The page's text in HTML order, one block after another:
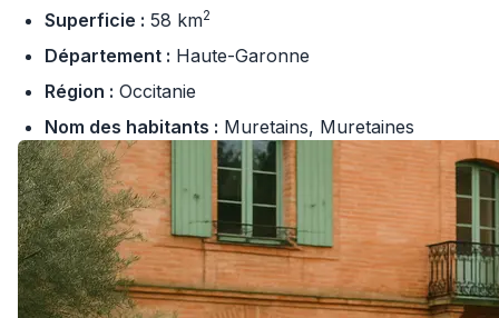
Superficie : 58 km2
Département : Haute-Garonne
Région : Occitanie
Nom des habitants : Muretains, Muretaines